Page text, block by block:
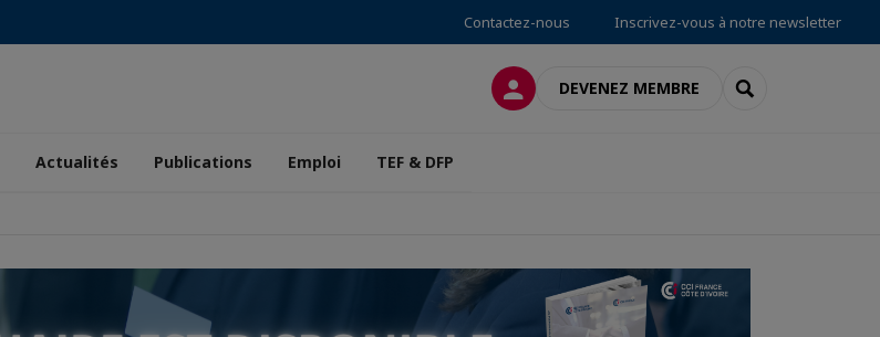
Contactez-nous Inscrivez-vous à notre newsletter
CONNEXIONDEVENEZ MEMBRE RECHERCHER
Actualités Publications Emploi TEF & DFP